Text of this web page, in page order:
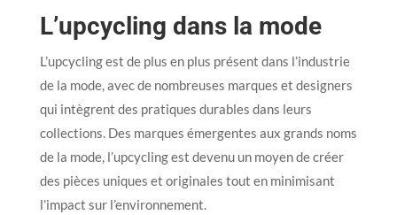
L’upcycling dans la mode
L’upcycling est de plus en plus présent dans l’industrie
de la mode, avec de nombreuses marques et designers
qui intègrent des pratiques durables dans leurs
collections. Des marques émergentes aux grands noms
de la mode, l’upcycling est devenu un moyen de créer
des pièces uniques et originales tout en minimisant
l’impact sur l’environnement.